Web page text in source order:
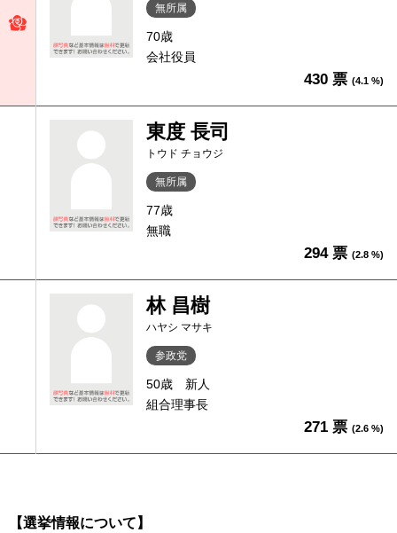
無所属
70歳
会社役員
430 票 (4.1 %)
東度 長司
トウド チョウジ
無所属
77歳
無職
294 票 (2.8 %)
林 昌樹
ハヤシ マサキ
参政党
50歳
新人
組合理事長
271 票 (2.6 %)
【選挙情報について】